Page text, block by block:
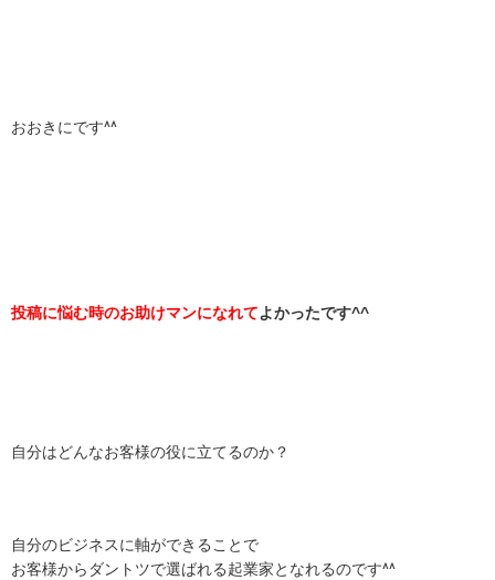
おおきにです^^
投稿に悩む時のお助けマンになれてよかったです^^
自分はどんなお客様の役に立てるのか？
自分のビジネスに軸ができることで
お客様からダントツで選ばれる起業家となれるのです^^